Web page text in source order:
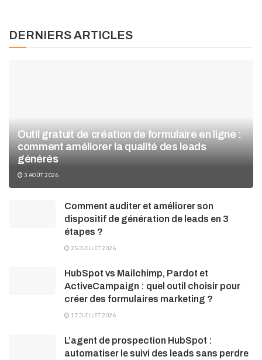
DERNIERS ARTICLES
Outil gratuit de création de formulaire en ligne :
comment améliorer la qualité des leads
générés
3 AOÛT 2026
Comment auditer et améliorer son
dispositif de génération de leads en 3
étapes ?
25 JUILLET 2026
HubSpot vs Mailchimp, Pardot et
ActiveCampaign : quel outil choisir pour
créer des formulaires marketing ?
17 JUILLET 2026
L’agent de prospection HubSpot :
automatiser le suivi des leads sans perdre